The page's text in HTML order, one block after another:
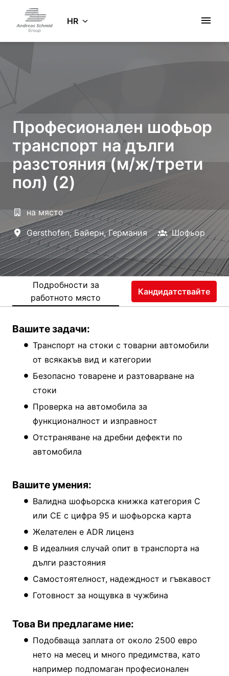
springenStartseite HR
Професионален шофьор
транспорт на дълги
разстояния (м/ж/трети
пол) (2)
на място
Gersthofen, Байерн, Германия Шофьор
Подробности за
работното място
Кандидатствайте
Вашите задачи:
Транспорт на стоки с товарни автомобили
от всякакъв вид и категории
Безопасно товарене и разтоварване на
стоки
Проверка на автомобила за
функционалност и изправност
Отстраняване на дребни дефекти по
автомобила
Вашите умения:
Валидна шофьорска книжка категория C
или CE с цифра 95 и шофьорска карта
Желателен е ADR лиценз
В идеалния случай опит в транспорта на
дълги разстояния
Самостоятелност, надеждност и гъвкавост
Готовност за нощувка в чужбина
Това Ви предлагаме ние:
Подобваща заплата от около 2500 евро
нето на месец и много предимства, като
например подпомаган професионален